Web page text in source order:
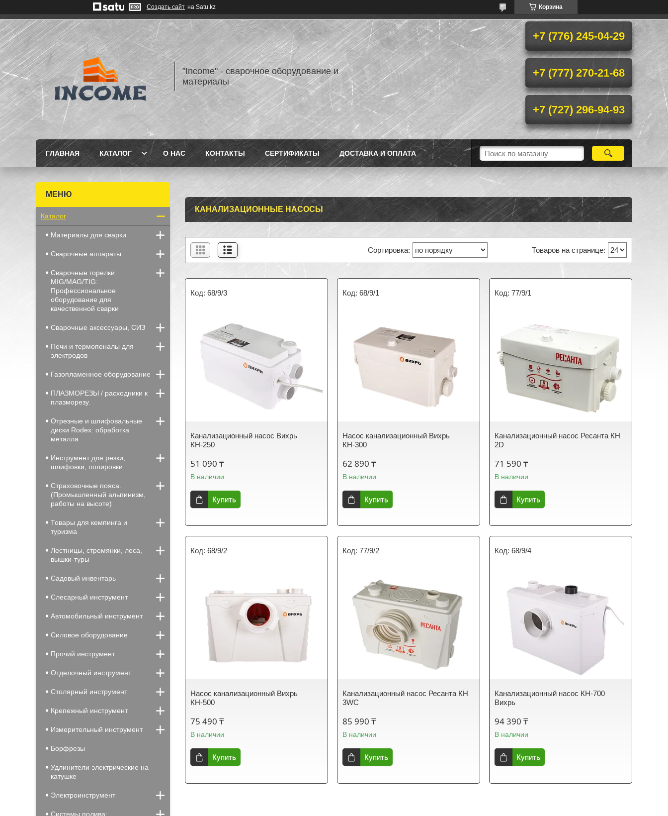
Создать сайт на Satu.kz Корзина
"Income" - сварочное оборудование и
материалы
+7 (776) 245-04-29
+7 (777) 270-21-68
+7 (727) 296-94-93
ГЛАВНАЯ КАТАЛОГ О НАС КОНТАКТЫ СЕРТИФИКАТЫ ДОСТАВКА И ОПЛАТА
КАНАЛИЗАЦИОННЫЕ НАСОСЫ
68/9/3
Канализационный насос Вихрь
КН-250
51 090 ₸
В наличии
Купить
68/9/1
Насос канализационный Вихрь
КН-300
62 890 ₸
В наличии
Купить
77/9/1
Канализационный насос Ресанта КН
2D
71 590 ₸
В наличии
Купить
68/9/2
Насос канализационный Вихрь
КН-500
75 490 ₸
В наличии
Купить
77/9/2
Канализационный насос Ресанта КН
3WC
85 990 ₸
В наличии
Купить
68/9/4
Канализационный насос КН-700
Вихрь
94 390 ₸
В наличии
Купить
Каталог
Материалы для сварки
Сварочные аппараты
Сварочные горелки
MIG/MAG/TIG:
Профессиональное
оборудование для
качественной сварки
Сварочные аксессуары, СИЗ
Печи и термопеналы для
электродов
Газопламенное оборудование
ПЛАЗМОРЕЗЫ / расходники к
плазморезу.
Отрезные и шлифовальные
диски Rodex: обработка
металла
Инструмент для резки,
шлифовки, полировки
Страховочные пояса.
(Промышленный альпинизм,
работы на высоте)
Товары для кемпинга и
туризма
Лестницы, стремянки, леса,
вышки-туры
Садовый инвентарь
Слесарный инструмент
Автомобильный инструмент
Силовое оборудование
Прочий инструмент
Отделочный инструмент
Столярный инструмент
Крепежный инструмент
Измерительный инструмент
Борфрезы
Удлинители электрические на
катушке
Электроинструмент
Системы полива: